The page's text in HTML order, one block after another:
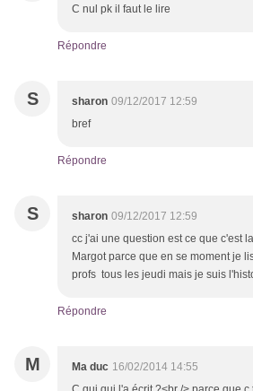
C nul pk il faut le lire
Répondre
S sharon 09/12/2017 12:59
bref
Répondre
S sharon 09/12/2017 12:59
cc j'ai une question est ce que c'est
Margot parce que en se moment je
profs tous les jeudi mais je suis
Répondre
M Ma duc 16/02/2014 14:55